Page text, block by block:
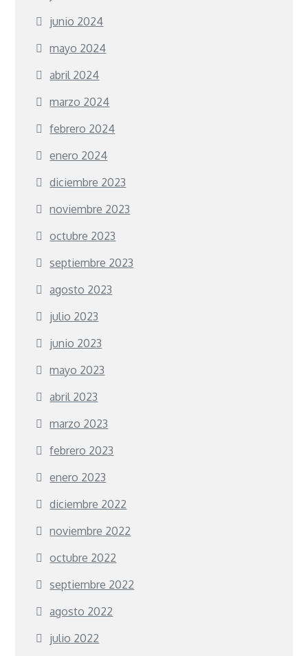
junio 2024
mayo 2024
abril 2024
marzo 2024
febrero 2024
enero 2024
diciembre 2023
noviembre 2023
octubre 2023
septiembre 2023
agosto 2023
julio 2023
junio 2023
mayo 2023
abril 2023
marzo 2023
febrero 2023
enero 2023
diciembre 2022
noviembre 2022
octubre 2022
septiembre 2022
agosto 2022
julio 2022